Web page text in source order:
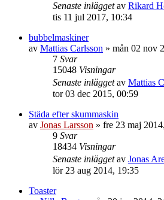
Senaste inläggetav Rikard
tis 11 jul 2017, 10:34
bubbelmaskiner
av Mattias Carlsson » mån 02 nov
7 Svar
15048 Visningar
Senaste inläggetav Mattias
tor 03 dec 2015, 00:59
Städa efter skummaskin
av Jonas Larsson » fre 23 maj
9 Svar
18434 Visningar
Senaste inläggetav Jonas
lör 23 aug 2014, 19:35
Toaster